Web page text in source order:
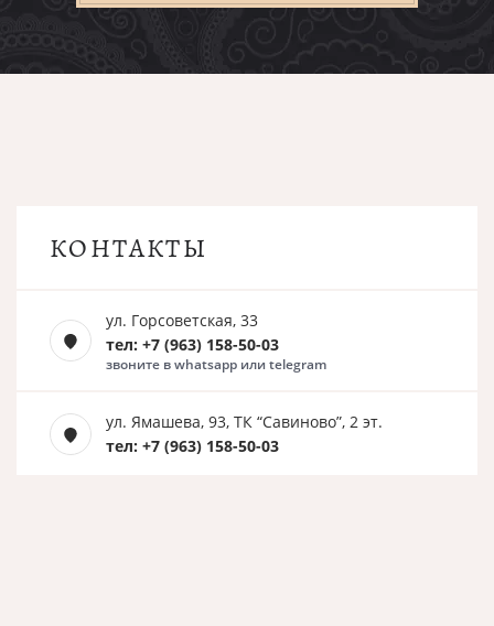
КОНТАКТЫ
ул. Горсоветская, 33
тел: +7 (963) 158-50-03
звоните в whatsapp или telegram
ул. Ямашева, 93, ТК “Савиново”, 2 эт.
тел: +7 (963) 158-50-03